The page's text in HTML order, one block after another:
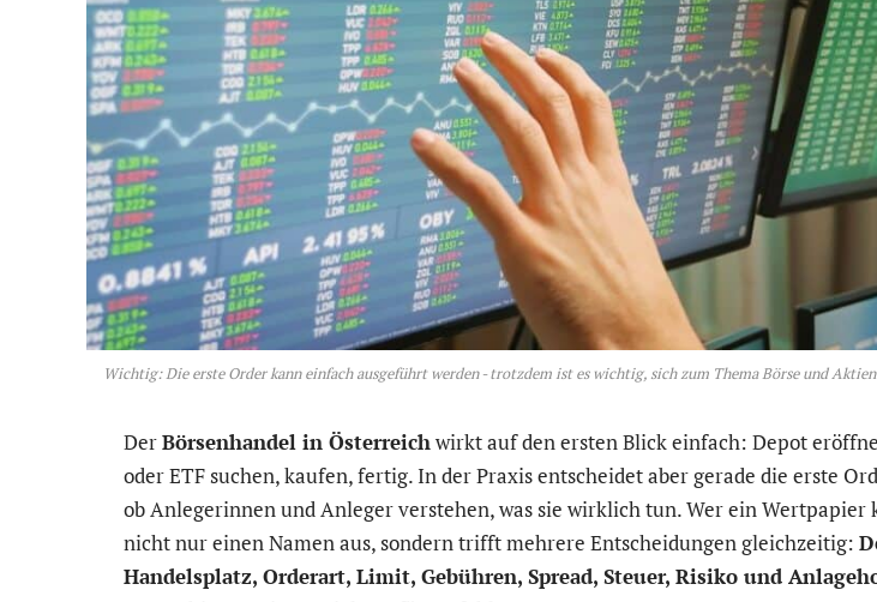
Wichtig: Die erste Order kann einfach ausgeführt werden - trotzdem ist es wichtig, sich zum Thema Börse und
DerBörsenhandel in Österreichwirkt auf den ersten Blick einfach: Depot
oder ETF suchen, kaufen, fertig. In der Praxis entscheidet aber gerade die erste
ob Anlegerinnen und Anleger verstehen, was sie wirklich tun. Wer ein Wertpapier
nicht nur einen Namen aus, sondern trifft mehrere Entscheidungen gleichzeitig:
Handelsplatz, Orderart, Limit, Gebühren, Spread, Steuer, Risiko und